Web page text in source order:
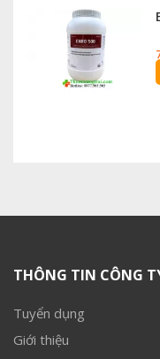
THÔNG TIN CÔNG
Tuyển dụng
Giới thiệu